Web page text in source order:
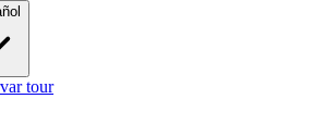
tour